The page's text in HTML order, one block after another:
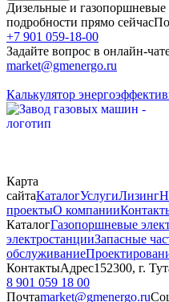
Дизельные и газопоршневые
подробности прямо сейчас
+7 901 059-18-00
Задайте вопрос в онлайн-
market@gmenergo.ru
Калькулятор
Карта
сайтаКаталогУслугиЛизинг
проектыО компании
КаталогГазопоршневые
электростанцииЗапасные
обслуживание
КонтактыАдрес152300, г.
8 901 059 18 00
Почтаmarket@gmenergo.ru